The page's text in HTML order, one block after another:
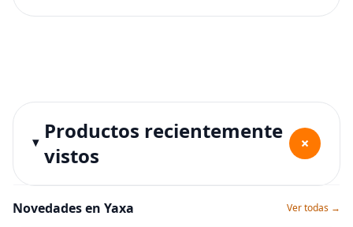
Productos recientemente
vistos
+
Novedades en Yaxa Ver todas →